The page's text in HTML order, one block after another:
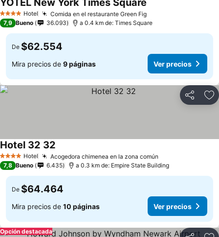
4 EstrellasHotel Comida en el restaurante Green Fig
YOTEL New York Times Square
7,9 Bueno 36.093 a 0.4 km de: Times Square
De $62.554
Mira precios de 9 páginas Ver precios
Compartir
4 EstrellasHotel Acogedora chimenea en la zona común
Hotel 32 32
7,8 Bueno 6.435 a 0.3 km de: Empire State Building
De $64.464
Mira precios de 10 páginas Ver precios
Opción destacada